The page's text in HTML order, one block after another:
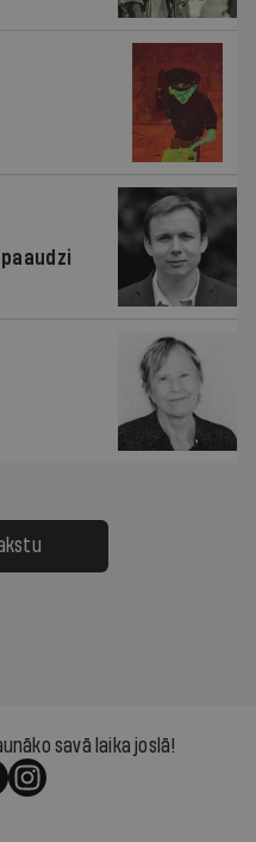
savā laika joslā!